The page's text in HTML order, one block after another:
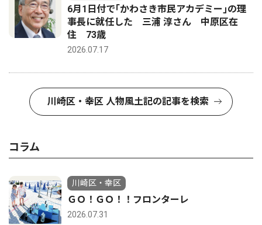
6月1日付で｢かわさき市民アカデミー｣の理
事長に就任した 三浦 淳さん 中原区在
住 73歳
2026.07.17
川崎区・幸区 人物風土記の記事を検索
コラム
川崎区・幸区
ＧＯ！ＧＯ！！フロンターレ
2026.07.31